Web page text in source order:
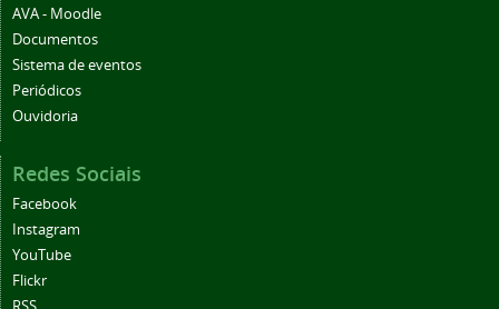
AVA - Moodle
Documentos
Sistema de eventos
Periódicos
Ouvidoria
Redes Sociais
Facebook
Instagram
YouTube
Flickr